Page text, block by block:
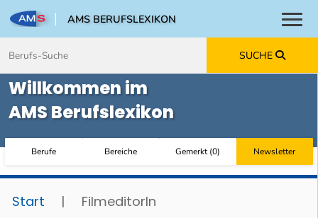
AMS BERUFSLEXIKON
SUCHE
Willkommen im
AMS Berufslexikon
Berufe Bereiche Gemerkt(0) Newsletter
Start | FilmeditorIn